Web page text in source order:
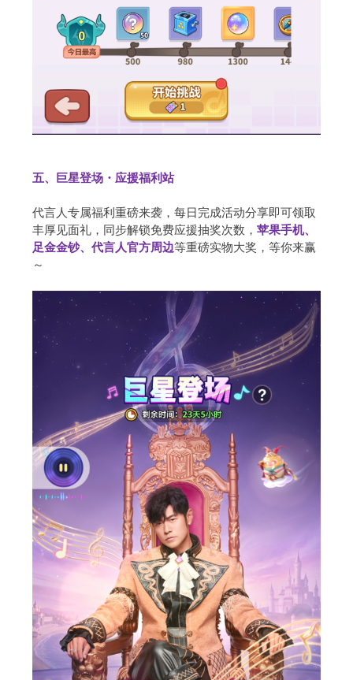
五、巨星登场・应援福利站
代言人专属福利重磅来袭，每日完成活动分享即可领取
丰厚见面礼，同步解锁免费应援抽奖次数， 苹果手机、
足金金钞、代言人官方周边等重磅实物大奖，等你来赢
～